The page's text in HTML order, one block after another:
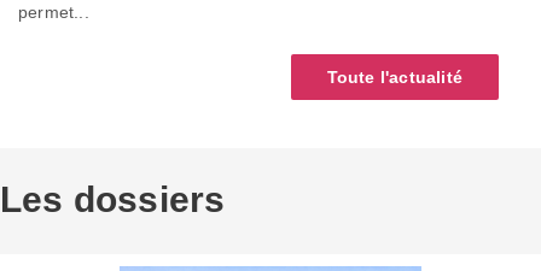
permet...
Toute l'actualité
Les dossiers